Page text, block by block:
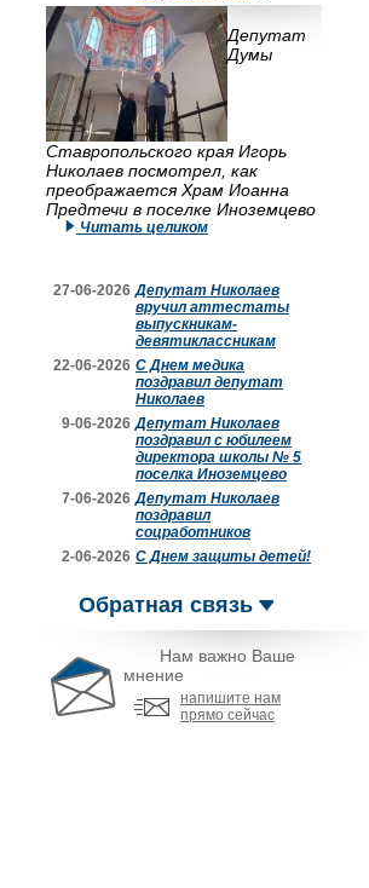
Депутат
Думы
Ставропольского края Игорь
Николаев посмотрел, как
преображается Храм Иоанна
Предтечи в поселке Иноземцево
Читать целиком
27-06-2026 Депутат Николаев
вручил аттестаты
выпускникам-
девятиклассникам
22-06-2026 С Днем медика
поздравил депутат
Николаев
9-06-2026 Депутат Николаев
поздравил с юбилеем
директора школы № 5
поселка Иноземцево
7-06-2026 Депутат Николаев
поздравил
соцработников
2-06-2026 С Днем защиты детей!
Обратная связь
Нам важно Ваше
мнение
напишите нам
прямо сейчас